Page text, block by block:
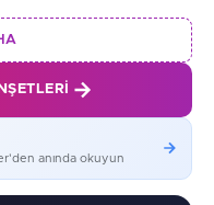
anında okuyun